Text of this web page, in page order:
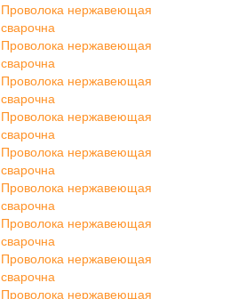
Проволока нержавеющая
сварочна
Проволока нержавеющая
сварочна
Проволока нержавеющая
сварочна
Проволока нержавеющая
сварочна
Проволока нержавеющая
сварочна
Проволока нержавеющая
сварочна
Проволока нержавеющая
сварочна
Проволока нержавеющая
сварочна
Проволока нержавеющая